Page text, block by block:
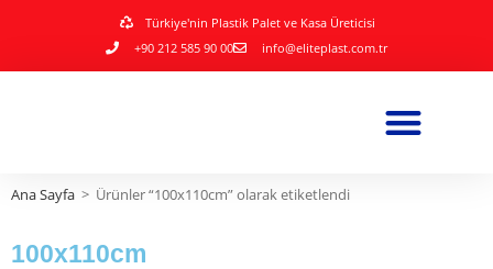
Türkiye'nin Plastik Palet ve Kasa Üreticisi
+90 212 585 90 00
info@eliteplast.com.tr
Ana Sayfa > Ürünler “100x110cm” olarak etiketlendi
100x110cm